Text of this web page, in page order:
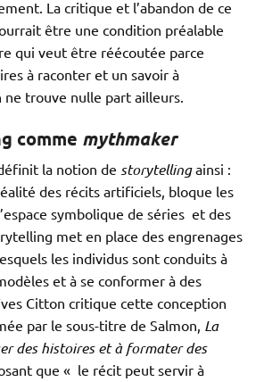
La critique et l’abandon de ce
être une condition préalable
qui veut être réécoutée parce
à raconter et un savoir à
ne trouve nulle part ailleurs.
comme mythmaker
la notion de storytellingainsi :
des récits artificiels, bloque les
symbolique de séries et des
met en place des engrenages
les individus sont conduits à
et à se conformer à des
Citton critique cette conception
par le sous-titre de Salmon, La
des histoires et à formater des
que « le récit peut servir à